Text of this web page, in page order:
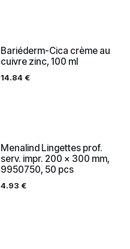
Bariéderm-Cica crème au
cuivre zinc, 100 ml
14.84€
Menalind Lingettes prof.
serv. impr. 200 x 300 mm,
9950750, 50 pcs
4.93 €